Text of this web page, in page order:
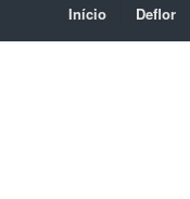
Início Deflor